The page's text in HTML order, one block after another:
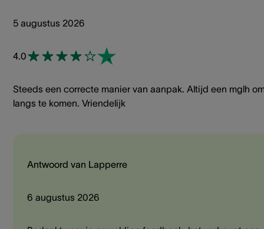
5 augustus 2026
4.0
Steeds een correcte manier van aanpak. Altijd een mglh
langs te komen. Vriendelijk
Antwoord van Lapperre
6 augustus 2026